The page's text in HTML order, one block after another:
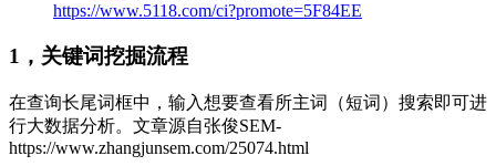
https://www.5118.com/ci?promote=5F84EE
1，关键词挖掘流程
在查询长尾词框中，输入想要查看所主词（短词）搜索即可进
行大数据分析。 文章源自张俊SEM-
https://www.zhangjunsem.com/25074.html